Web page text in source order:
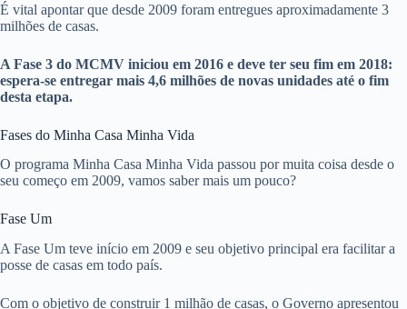
É vital apontar que desde 2009 foram entregues aproximadamente 3
milhões de casas.
A Fase 3 do MCMV iniciou em 2016 e deve ter seu fim em 2018:
espera-se entregar mais 4,6 milhões de novas unidades até o fim
desta etapa.
Fases do Minha Casa Minha Vida
O programa Minha Casa Minha Vida passou por muita coisa desde o
seu começo em 2009, vamos saber mais um pouco?
Fase Um
A Fase Um teve início em 2009 e seu objetivo principal era facilitar a
posse de casas em todo país.
Com o objetivo de construir 1 milhão de casas, o Governo apresentou